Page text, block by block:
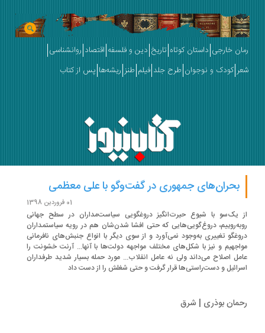
خارجی داستان کوتاه تاریخ دین و فلسفه اقتصاد روانشناسی
کودک و نوجوان طرح جلد فیلم طنز ریشه‌ها پس از کتاب
بحران‌های جمهوری در گفت‌وگو با علی معظمی
یک‌سو با شیوع حیرت‌انگیز دروغگویی سیاست‌مداران در سطح جهانی
دروغ‌گویی‌هایی که حتی افشا‌ شدن‌شان هم در رویه سیاستمداران
تغییری به‌وجود نمی‌آورد و از سوی دیگر با انواع جنبش‌های نافرمانی
و نیز با شکل‌های مختلف مواجهه دولت‌ها با آنها... آرنت خشونت را
اصلاح می‌داند ولی نه عامل انقلاب... مورد حمله بسیار شدید طرفداران
و دست‌راستی‌ها قرار گرفت و حتی شغلش را از دست داد
بوذری | شرق